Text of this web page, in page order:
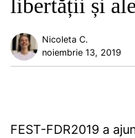
libertății și
Nicoleta C.
noiembrie 13, 2019
FEST-FDR2019 a